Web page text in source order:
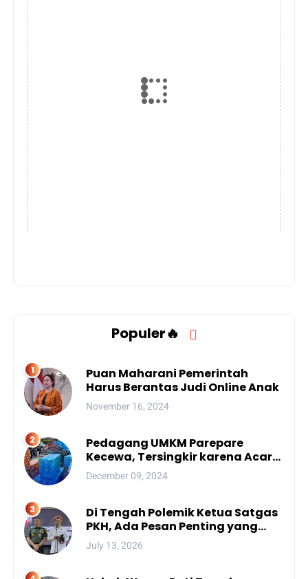
Populer🔥
Puan Maharani Pemerintah
Harus Berantas Judi Online Anak
November 16, 2024
Pedagang UMKM Parepare
Kecewa, Tersingkir karena Acara
Besar
December 09, 2024
Di Tengah Polemik Ketua Satgas
PKH, Ada Pesan Penting yang
Ditegaskan ke Publik
July 13, 2026